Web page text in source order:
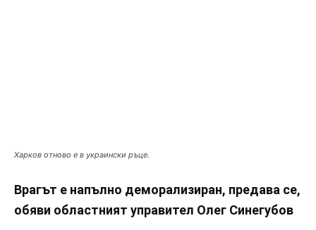
Харков отново е в украински ръце.
Врагът е напълно деморализиран, предава се,
обяви областният управител Олег Синегубов